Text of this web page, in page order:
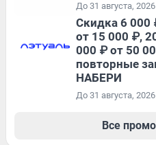
До 31 августа, 2026
Скидка 6 000
от 15 000 ₽,
000 ₽ от 50
повторные
НАБЕРИ
До 31 августа, 2026
Все